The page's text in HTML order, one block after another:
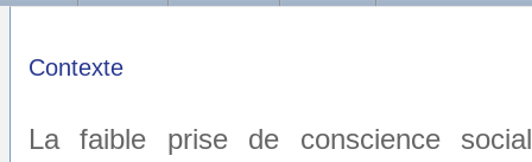
Contexte
La faible prise de conscience